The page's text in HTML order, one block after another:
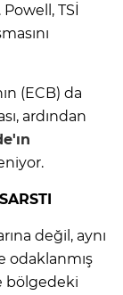
TSİ
(ECB) da
ardından
değil, aynı
odaklanmış
bölgedeki